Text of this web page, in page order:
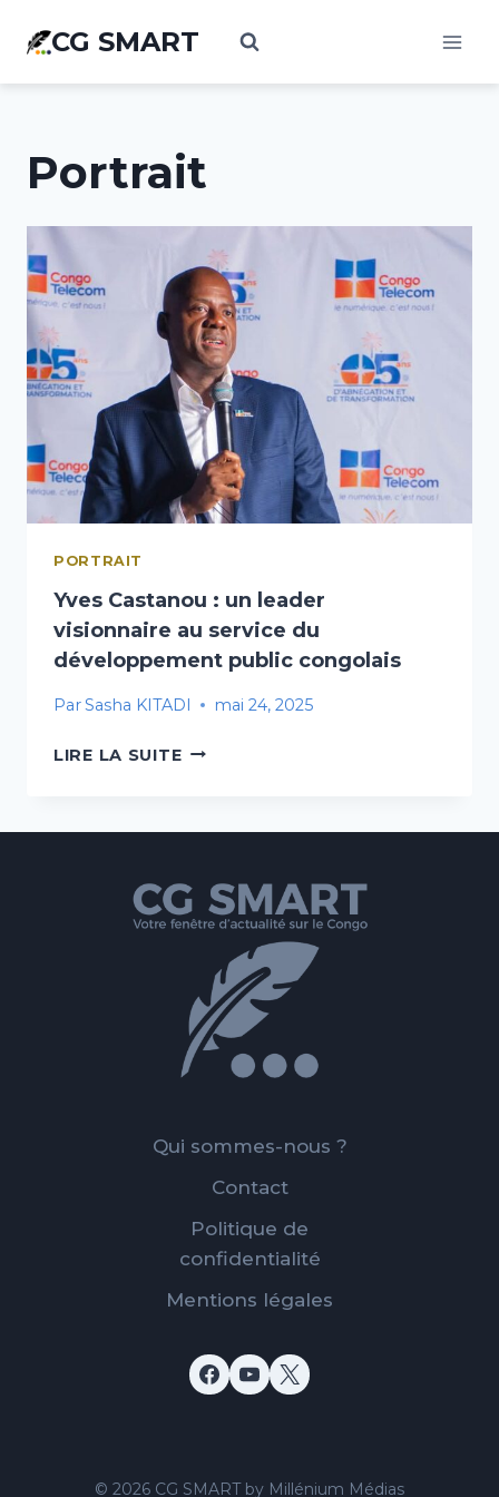
CG SMART
Portrait
PORTRAIT
Yves Castanou : un leader
visionnaire au service du
développement public congolais
ParSasha KITADI mai 24, 2025
LIRE LA SUITEYVES
AU
SERVICE
DÉVELOPPEMENT
PUBLIC
CONGOLAIS
Qui sommes-nous ?
Contact
Politique de
confidentialité
Mentions légales
© 2026 CG SMART by Millénium Médias